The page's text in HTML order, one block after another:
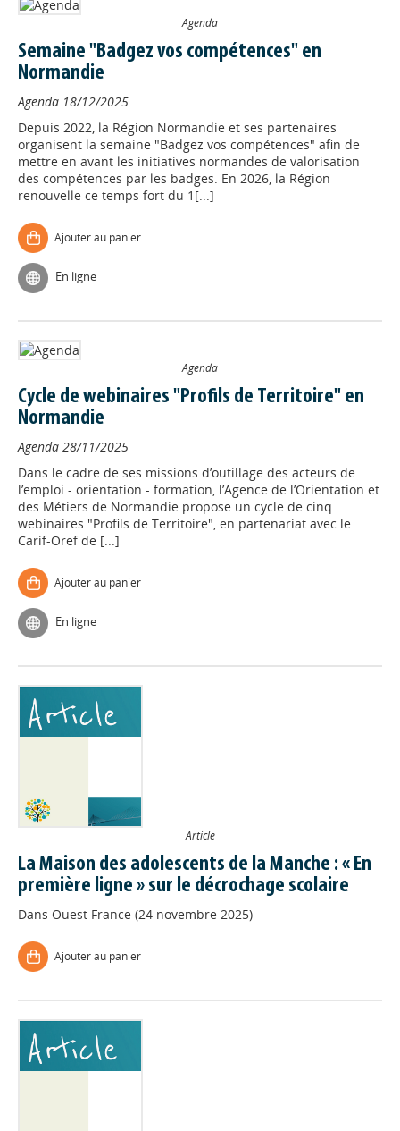
Agenda
Semaine "Badgez vos compétences" en
Normandie
Agenda 18/12/2025
Depuis 2022, la Région Normandie et ses partenaires
organisent la semaine "Badgez vos compétences" afin de
mettre en avant les initiatives normandes de valorisation
des compétences par les badges. En 2026, la Région
renouvelle ce temps fort du 1[...]
Ajouter au panier
En ligne
Agenda
Cycle de webinaires "Profils de Territoire" en
Normandie
Agenda 28/11/2025
Dans le cadre de ses missions d’outillage des acteurs de
l’emploi - orientation - formation, l’Agence de l’Orientation et
des Métiers de Normandie propose un cycle de cinq
webinaires "Profils de Territoire", en partenariat avec le
Carif-Oref de [...]
Ajouter au panier
En ligne
Article
La Maison des adolescents de la Manche : « En
première ligne » sur le décrochage scolaire
Dans Ouest France (24 novembre 2025)
Ajouter au panier